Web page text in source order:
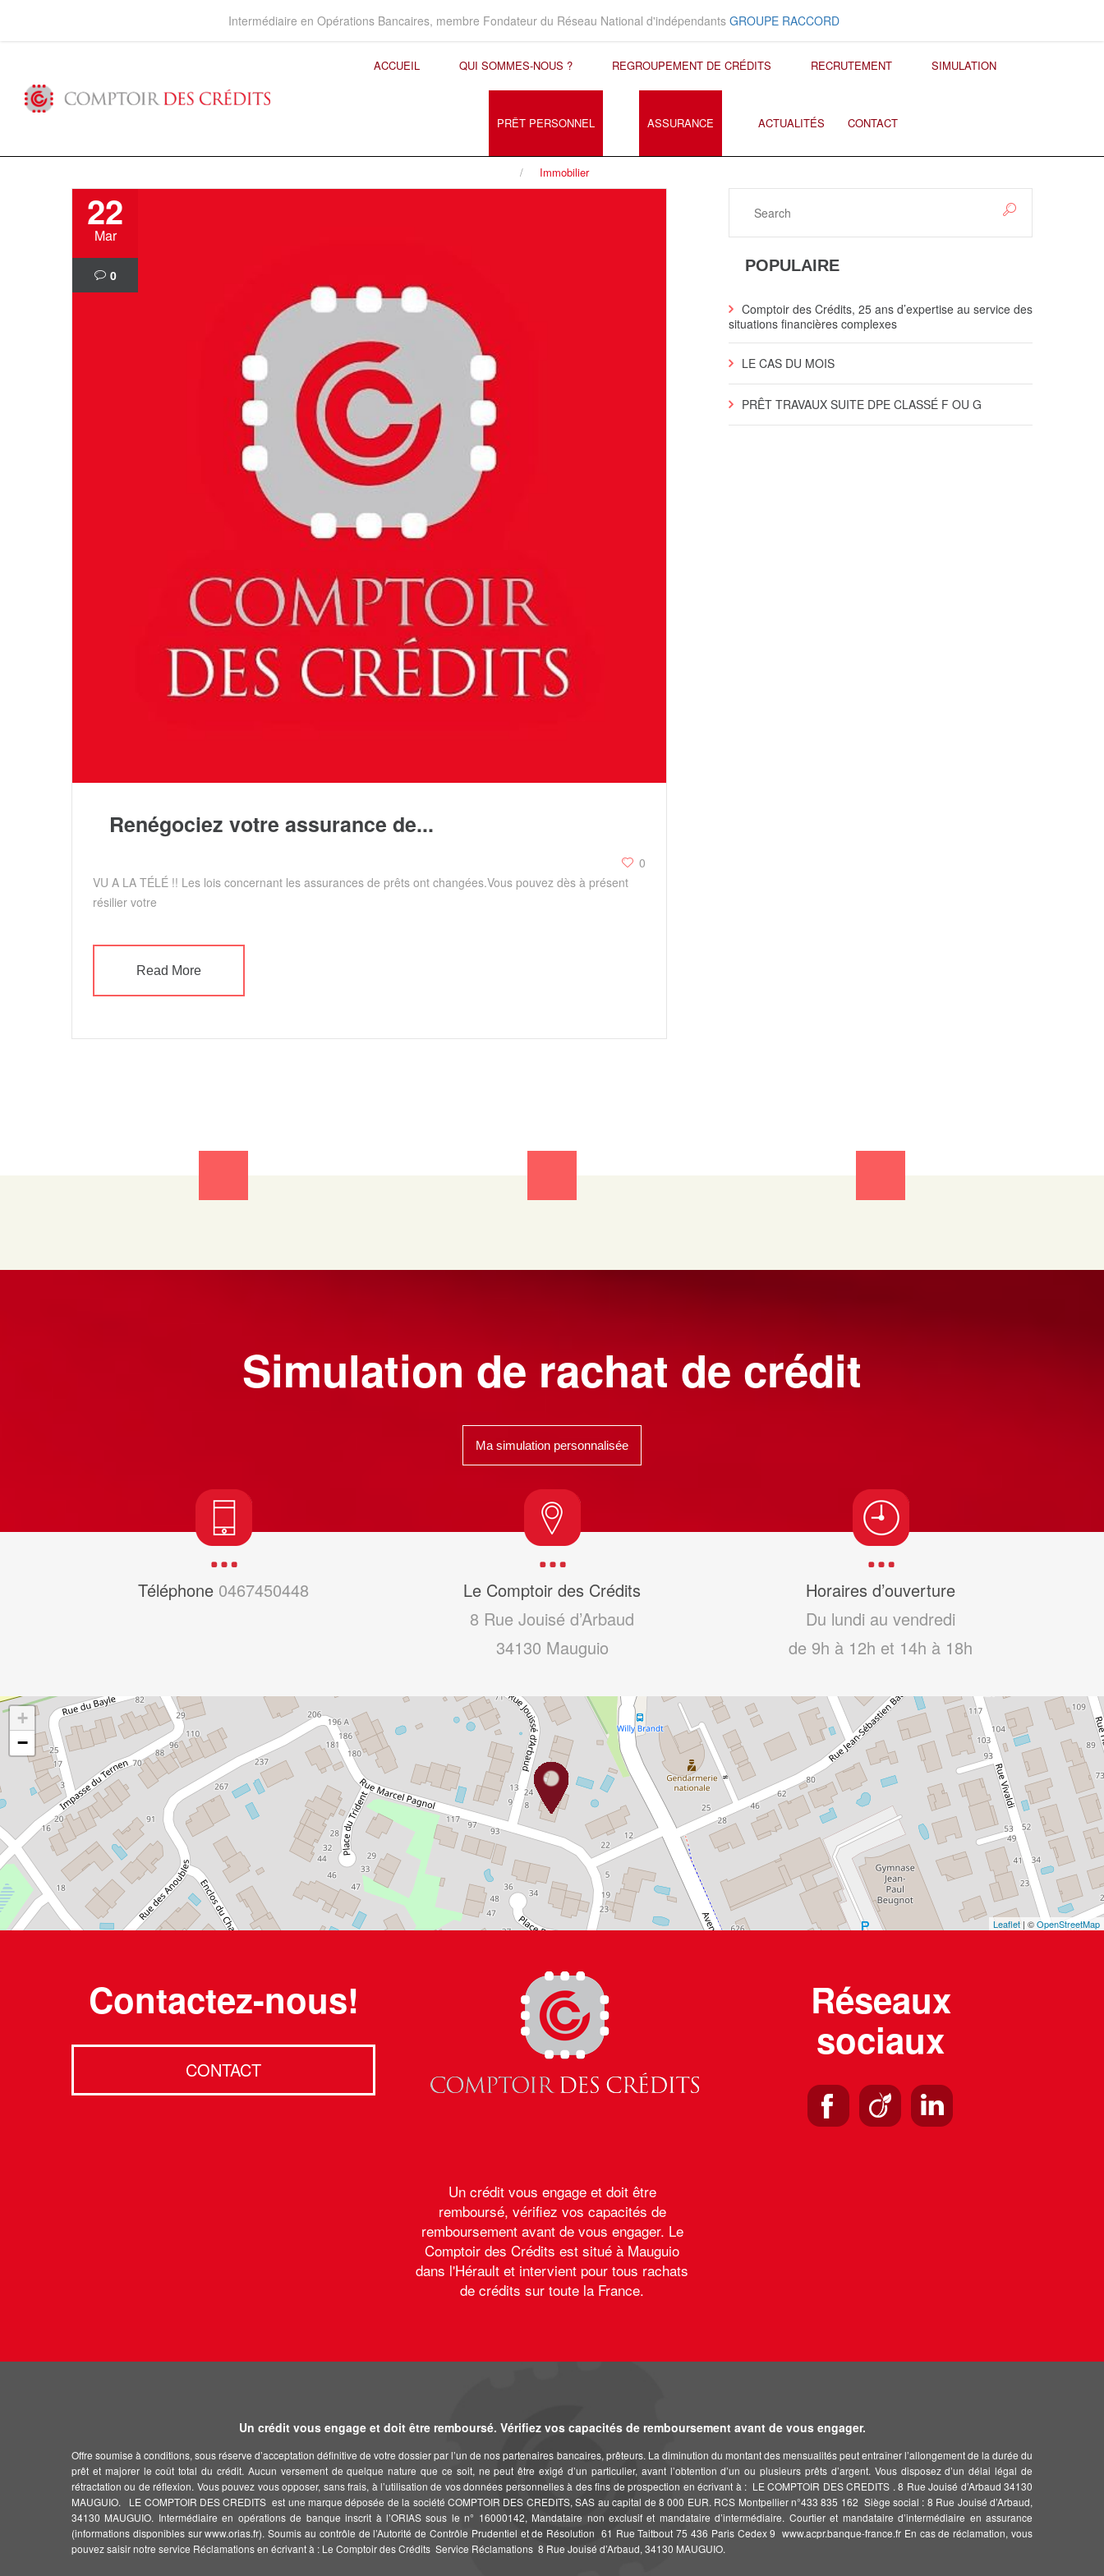
Intermédiaire en Opérations Bancaires, membre Fondateur du Réseau National d'indépendants GROUPE RACCORD
ACCUEIL QUI SOMMES-NOUS ? REGROUPEMENT DE CRÉDITS RECRUTEMENT SIMULATION
PRÊT PERSONNEL ASSURANCE ACTUALITÉS CONTACT
Immobilier
22
Mar
0
Renégociez votre assurance de...
0
VU A LA TÉLÉ !! Les lois concernant les assurances de prêts ont changées.Vous pouvez dès à présent
résilier votre
Read More
POPULAIRE
Comptoir des Crédits, 25 ans d’expertise au service des
situations financières complexes
LE CAS DU MOIS
PRÊT TRAVAUX SUITE DPE CLASSÉ F OU G
Simulation de rachat de crédit
Ma simulation personnalisée
Téléphone 0467450448
Le Comptoir des Crédits
8 Rue Jouisé d’Arbaud
34130 Mauguio
Horaires d’ouverture
Du lundi au vendredi
de 9h à 12h et 14h à 18h
+
−
Leaflet | ©OpenStreetMap
Contactez-nous!
CONTACT
Un crédit vous engage et doit être
remboursé, vérifiez vos capacités de
remboursement avant de vous engager. Le
Comptoir des Crédits est situé à Mauguio
dans l'Hérault et intervient pour tous rachats
de crédits sur toute la France.
Réseaux
sociaux
Un crédit vous engage et doit être remboursé. Vérifiez vos capacités de remboursement avant de vous engager.
Offre soumise à conditions, sous réserve d’acceptation définitive de votre dossier par l’un de nos partenaires bancaires, prêteurs. La diminution du montant des mensualités peut entraîner l’allongement de la durée du
prêt et majorer le coût total du crédit. Aucun versement de quelque nature que ce soit, ne peut être exigé d’un particulier, avant l’obtention d’un ou plusieurs prêts d’argent. Vous disposez d’un délai légal de
rétractation ou de réflexion. Vous pouvez vous opposer, sans frais, à l’utilisation de vos données personnelles à des fins de prospection en écrivant à : LE COMPTOIR DES CREDITS . 8 Rue Jouisé d’Arbaud 34130
MAUGUIO. LE COMPTOIR DES CREDITS est une marque déposée de la société COMPTOIR DES CREDITS, SAS au capital de 8 000 EUR. RCS Montpellier n°433 835 162  Siège social : 8 Rue Jouisé d’Arbaud,
34130 MAUGUIO. Intermédiaire en opérations de banque inscrit à l’ORIAS sous le n° 16000142, Mandataire non exclusif et mandataire d’intermédiaire. Courtier et mandataire d’intermédiaire en assurance
(informations disponibles sur www.orias.fr). Soumis au contrôle de l’Autorité de Contrôle Prudentiel et de Résolution  61 Rue Taitbout 75 436 Paris Cedex 9  www.acpr.banque-france.fr En cas de réclamation, vous
pouvez saisir notre service Réclamations en écrivant à : Le Comptoir des Crédits  Service Réclamations  8 Rue Jouisé d’Arbaud, 34130 MAUGUIO.